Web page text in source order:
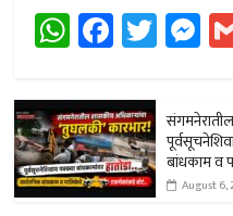
W
h
at
sA
p
p
Fa
ce
b
o
ok
T
wi
tt
er
M
es
se
n
r
बांधकाम व
August 6,